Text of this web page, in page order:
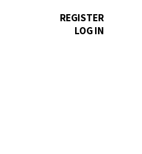
REGISTER
LOG IN